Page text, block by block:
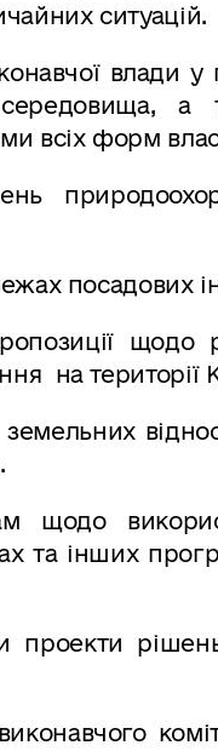
ситуацій.
влади у
а
всіх форм
посадових
щодо
на території
земельних
щодо
та інших
проекти